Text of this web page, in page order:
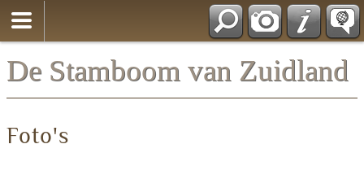
De Stamboom van Zuidland
Foto's